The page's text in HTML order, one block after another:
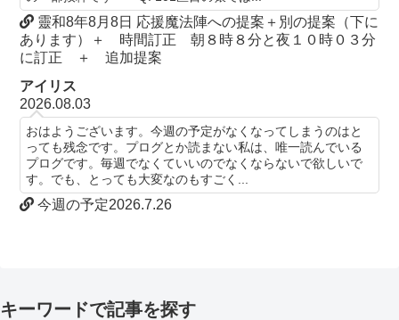
靈和8年8月8日 応援魔法陣への提案＋別の提案（下に
あります）＋ 時間訂正 朝８時８分と夜１０時０３分
に訂正 ＋ 追加提案
アイリス
2026.08.03
おはようございます。今週の予定がなくなってしまうのはと
っても残念です。プログとか読まない私は、唯一読んでいる
プログです。毎週でなくていいのでなくならないで欲しいで
す。でも、とっても大変なのもすごく...
今週の予定2026.7.26
キーワードで記事を探す